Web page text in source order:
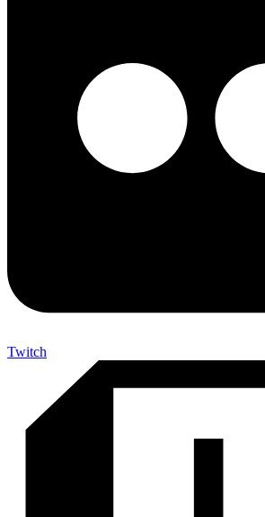
Twitch